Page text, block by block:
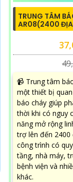
TRUNG TÂM
AR08(2400
📹 Trung tâm
một thiết bị
báo cháy giúp
thời khi có nguy
năng mở rộng
trợ lên đến
công trình có
tầng, nhà máy,
bệnh viện và
khác.